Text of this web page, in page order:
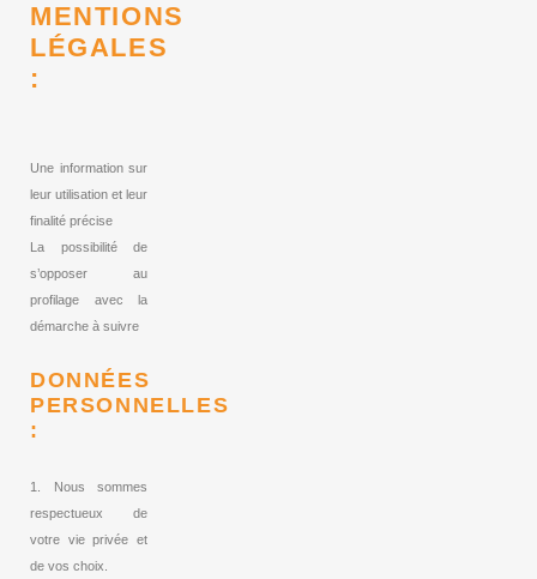
MENTIONS
LÉGALES
:
Une information sur
leur utilisation et leur
finalité précise
La possibilité de
s’opposer au
profilage avec la
démarche à suivre
DONNÉES
PERSONNELLES
:
1. Nous sommes
respectueux de
votre vie privée et
de vos choix.